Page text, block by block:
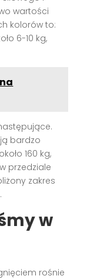
wartości
kolorów to:
6-10 kg,
bardzo
160 kg,
przedziale
zakres
w
rośnie